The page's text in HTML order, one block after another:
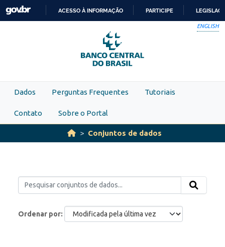
Skip to main content
PARA
O
CONTEÚDO
ACESSO À INFORMAÇÃO PARTICIPE
ENGLISH
Dados Perguntas Frequentes Tutoriais
Contato Sobre o Portal
Conjuntos de dados
Ordenar por